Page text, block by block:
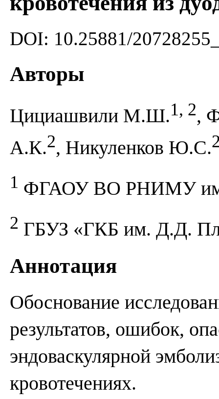
DOI: 10.25881/
Авторы
Цициашвили М.Ш.1, 2,
А.К.2, Никуленков Ю.С.
1 ФГАОУ ВО РНИМУ им.
2 ГБУЗ «ГКБ им. Д.Д.
Аннотация
Обоснование
результатов, ошибок,
эндоваскулярной
кровотечениях.